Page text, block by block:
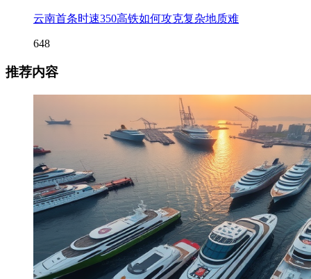
云南首条时速350高铁如何攻克复杂地质难
648
推荐内容